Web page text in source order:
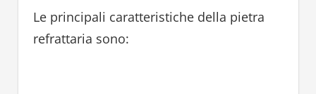
Le principali caratteristiche della pietra
refrattaria sono: